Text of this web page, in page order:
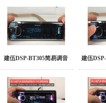
建伍DSP-BT305简易调音 建伍